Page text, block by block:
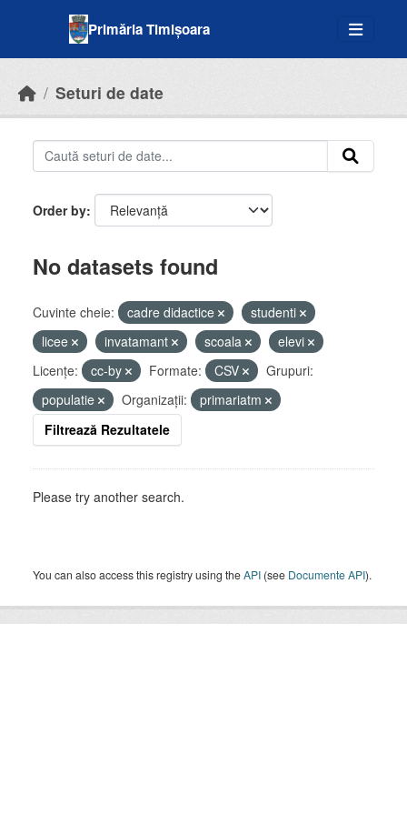
Primăria Timișoara
Seturi de date
Order by
No datasets found
Cuvinte cheie: cadre didactice
studenti
licee
invatamant scoala
elevi
Licenţe:
cc-by Formate: CSV
Grupuri:
populatie
Organizații:
primariatm
Filtrează Rezultatele
Please try another search.
You can also access this registry using theAPI (see Documente API).